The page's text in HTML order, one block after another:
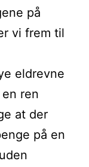
på
vi frem til
eldrevne
ren
at der
på en